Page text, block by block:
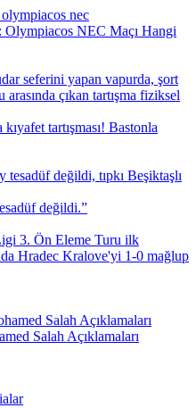
NEC Maçı Hangi
tartışması! Bastonla
değildi.”
Salah Açıklamaları